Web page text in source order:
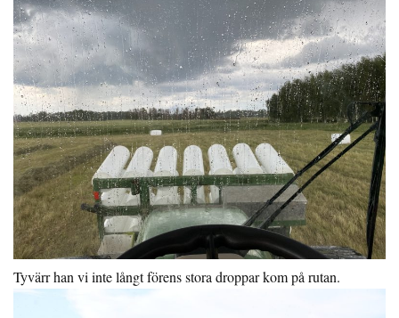
Tyvärr han vi inte långt förens stora droppar kom på rutan.